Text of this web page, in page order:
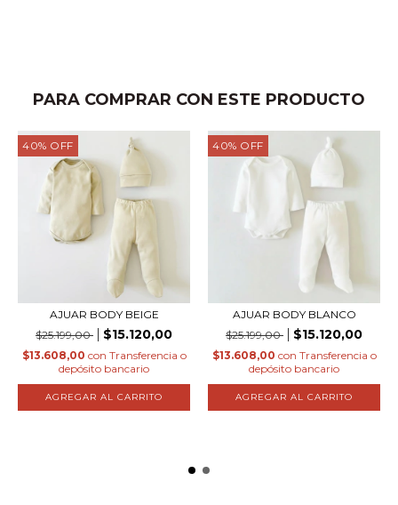
PARA COMPRAR CON ESTE PRODUCTO
40% OFF
AJUAR BODY BEIGE
$25.199,00
$15.120,00
$13.608,00 con Transferencia o
depósito bancario
AGREGAR AL CARRITO
40% OFF
AJUAR BODY BLANCO
$25.199,00
$15.120,00
$13.608,00 con Transferencia o
depósito bancario
AGREGAR AL CARRITO